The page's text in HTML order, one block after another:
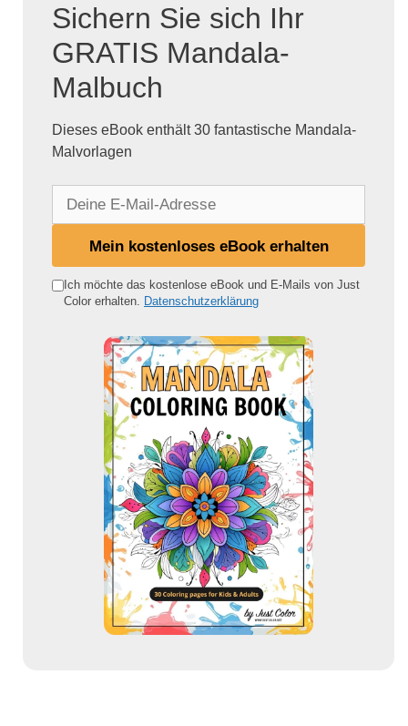
Sichern Sie sich Ihr
GRATIS Mandala-
Malbuch
Dieses eBook enthält 30 fantastische Mandala-
Malvorlagen
e
Mein kostenloses eBook erhalten
Ich möchte das kostenlose eBook und E-Mails von Just
Color erhalten. Datenschutzerklärung